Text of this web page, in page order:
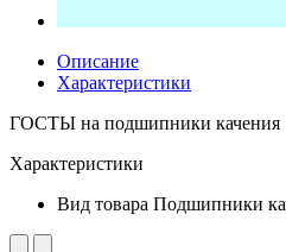
Описание
Характеристики
ГОСТЫ на подшипники качения
Характеристики
Вид товара Подшипники